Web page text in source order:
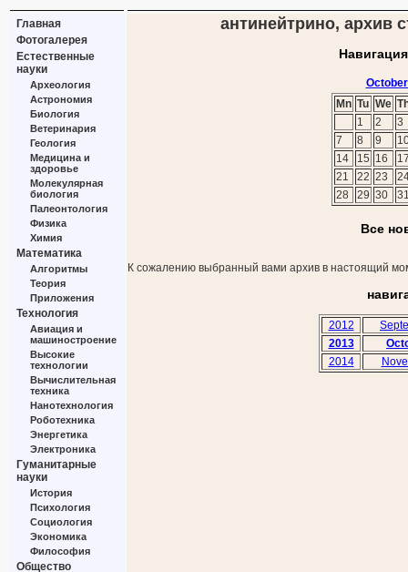
Главная
Фотогалерея
Естественные
науки
Археология
Астрономия
Биология
Ветеринария
Геология
Медицина и
здоровье
Молекулярная
биология
Палеонтология
Физика
Химия
Математика
Алгоритмы
Теория
Приложения
Технология
Авиация и
машиностроение
Высокие
технологии
Вычислительная
техника
Нанотехнология
Роботехника
Энергетика
Электроника
Гуманитарные
науки
История
Психология
Социология
Экономика
Философия
Общество
антинейтрино, архив
Mn Tu We
1
2
3
7
8 9
14
15 16
21
22 23
28
29 30
Все
К сожалению выбранный вами архив в настоящий
2012
2013
2014